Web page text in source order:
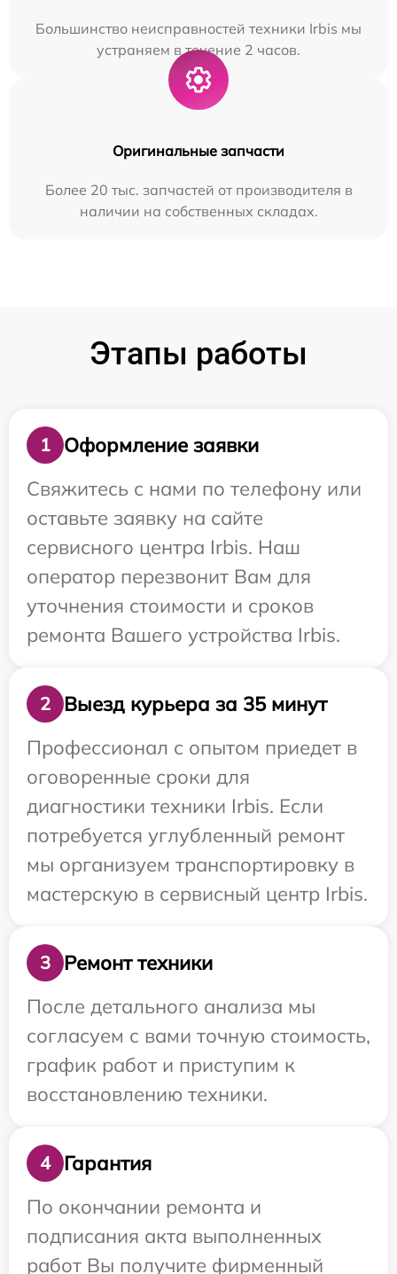
Большинство неисправностей техники Irbis мы
устраняем в течение 2 часов.
Оригинальные запчасти
Более 20 тыс. запчастей от производителя в
наличии на собственных складах.
Этапы работы
1
Оформление заявки
Свяжитесь с нами по телефону или
оставьте заявку на сайте
сервисного центра Irbis. Наш
оператор перезвонит Вам для
уточнения стоимости и сроков
ремонта Вашего устройства Irbis.
2
Выезд курьера за 35 минут
Профессионал с опытом приедет в
оговоренные сроки для
диагностики техники Irbis. Если
потребуется углубленный ремонт
мы организуем транспортировку в
мастерскую в сервисный центр Irbis.
3
Ремонт техники
После детального анализа мы
согласуем с вами точную стоимость,
график работ и приступим к
восстановлению техники.
4
Гарантия
По окончании ремонта и
подписания акта выполненных
работ Вы получите фирменный